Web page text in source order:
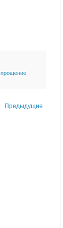
прощение
Предыдущие